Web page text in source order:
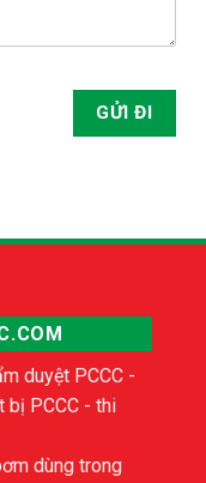
duyệt PCCC -
bị PCCC - thi
dùng trong